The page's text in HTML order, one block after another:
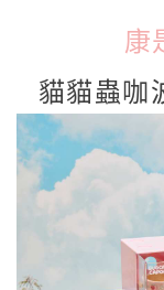
康
貓貓蟲咖